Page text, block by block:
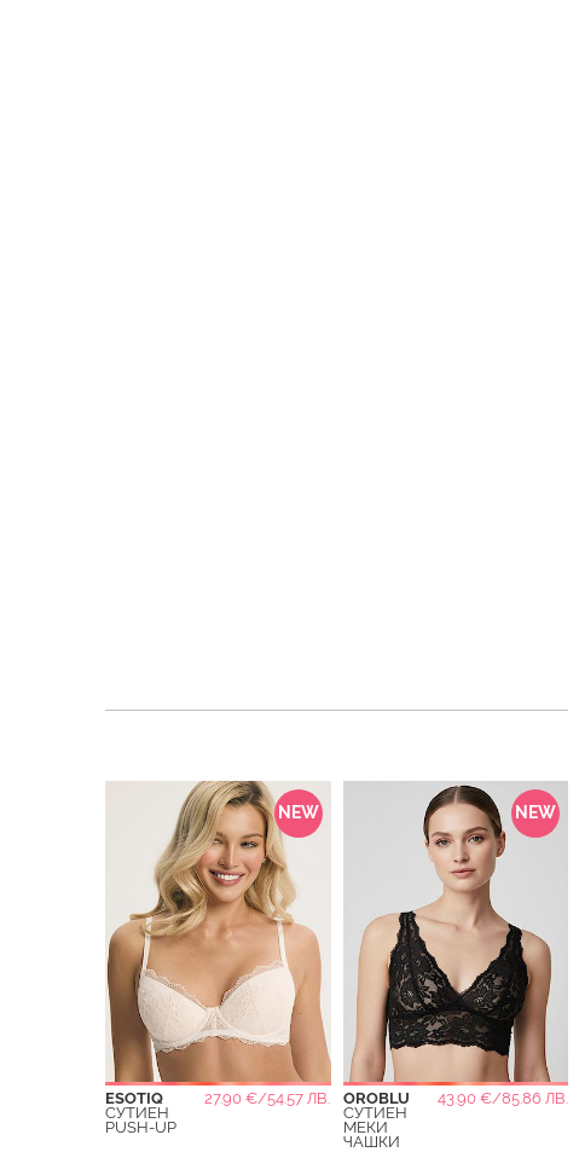
NEW
ESOTIQ
27.90 €/54.57 ЛВ.
СУТИЕН
PUSH-UP
NEW
OROBLU
43.90 €/85.86 ЛВ.
СУТИЕН
МЕКИ
ЧАШКИ